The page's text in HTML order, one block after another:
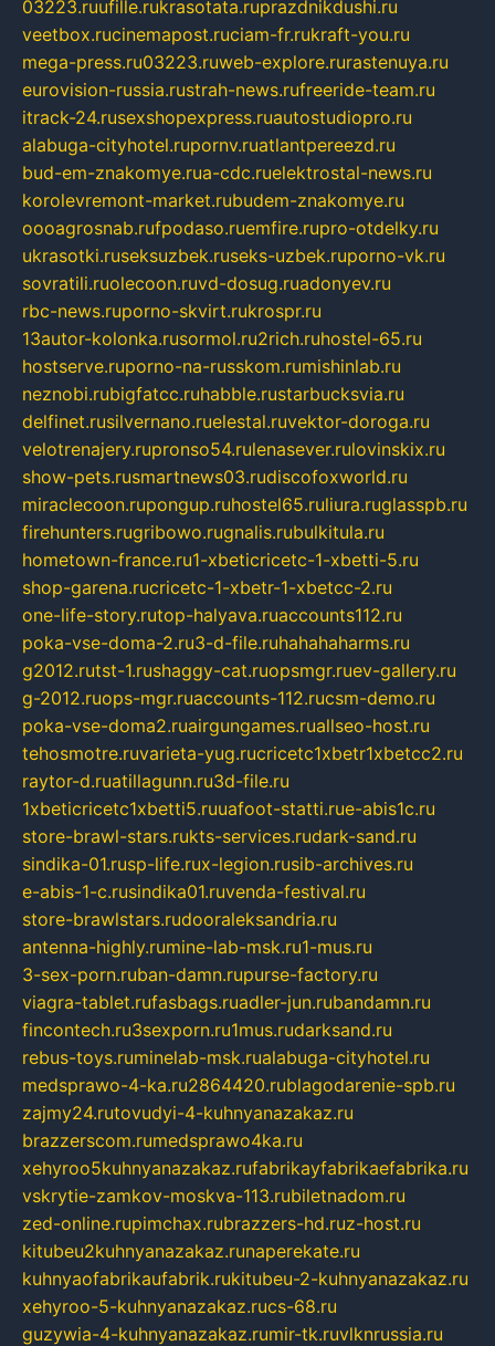
03223.ruufille.rukrasotata.ruprazdnikdushi.ru
veetbox.rucinemapost.ruciam-fr.rukraft-you.ru
mega-press.ru03223.ruweb-explore.rurastenuya.ru
eurovision-russia.rustrah-news.rufreeride-team.ru
itrack-24.rusexshopexpress.ruautostudiopro.ru
alabuga-cityhotel.rupornv.ruatlantpereezd.ru
bud-em-znakomye.rua-cdc.ruelektrostal-news.ru
korolevremont-market.rubudem-znakomye.ru
oooagrosnab.rufpodaso.ruemfire.rupro-otdelky.ru
ukrasotki.ruseksuzbek.ruseks-uzbek.ruporno-vk.ru
sovratili.ruolecoon.ruvd-dosug.ruadonyev.ru
rbc-news.ruporno-skvirt.rukrospr.ru
13autor-kolonka.rusormol.ru2rich.ruhostel-65.ru
hostserve.ruporno-na-russkom.rumishinlab.ru
neznobi.rubigfatcc.ruhabble.rustarbucksvia.ru
delfinet.rusilvernano.ruelestal.ruvektor-doroga.ru
velotrenajery.rupronso54.rulenasever.rulovinskix.ru
show-pets.rusmartnews03.rudiscofoxworld.ru
miraclecoon.rupongup.ruhostel65.ruliura.ruglasspb.ru
firehunters.rugribowo.rugnalis.rubulkitula.ru
hometown-france.ru1-xbeticricetc-1-xbetti-5.ru
shop-garena.rucricetc-1-xbetr-1-xbetcc-2.ru
one-life-story.rutop-halyava.ruaccounts112.ru
poka-vse-doma-2.ru3-d-file.ruhahahaharms.ru
g2012.rutst-1.rushaggy-cat.ruopsmgr.ruev-gallery.ru
g-2012.ruops-mgr.ruaccounts-112.rucsm-demo.ru
poka-vse-doma2.ruairgungames.ruallseo-host.ru
tehosmotre.ruvarieta-yug.rucricetc1xbetr1xbetcc2.ru
raytor-d.ruatillagunn.ru3d-file.ru
1xbeticricetc1xbetti5.ruuafoot-statti.rue-abis1c.ru
store-brawl-stars.rukts-services.rudark-sand.ru
sindika-01.rusp-life.rux-legion.rusib-archives.ru
e-abis-1-c.rusindika01.ruvenda-festival.ru
store-brawlstars.rudooraleksandria.ru
antenna-highly.rumine-lab-msk.ru1-mus.ru
3-sex-porn.ruban-damn.rupurse-factory.ru
viagra-tablet.rufasbags.ruadler-jun.rubandamn.ru
fincontech.ru3sexporn.ru1mus.rudarksand.ru
rebus-toys.ruminelab-msk.rualabuga-cityhotel.ru
medsprawo-4-ka.ru2864420.rublagodarenie-spb.ru
zajmy24.rutovudyi-4-kuhnyanazakaz.ru
brazzerscom.rumedsprawo4ka.ru
xehyroo5kuhnyanazakaz.rufabrikayfabrikaefabrika.ru
vskrytie-zamkov-moskva-113.rubiletnadom.ru
zed-online.rupimchax.rubrazzers-hd.ruz-host.ru
kitubeu2kuhnyanazakaz.runaperekate.ru
kuhnyaofabrikaufabrik.rukitubeu-2-kuhnyanazakaz.ru
xehyroo-5-kuhnyanazakaz.rucs-68.ru
guzywia-4-kuhnyanazakaz.rumir-tk.ruvlknrussia.ru